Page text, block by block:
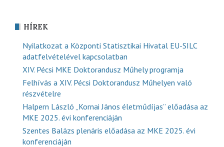
HÍREK
Nyilatkozat a Központi Statisztikai Hivatal EU-SILC
adatfelvételével kapcsolatban
XIV. Pécsi MKE Doktorandusz Műhely programja
Felhívás a XIV. Pécsi Doktorandusz Műhelyen való
részvételre
Halpern László „Kornai János életműdíjas” előadása az
MKE 2025. évi konferenciáján
Szentes Balázs plenáris előadása az MKE 2025. évi
konferenciáján